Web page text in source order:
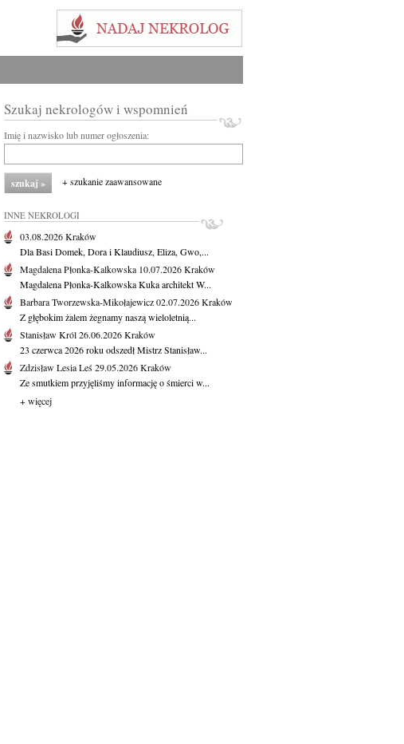
Szukaj nekrologów i wspomnień
Imię i nazwisko lub numer ogłoszenia:
+ szukanie zaawansowane
INNE NEKROLOGI
03.08.2026Kraków
Dla Basi Domek, Dora i Klaudiusz, Eliza, Gwo,...
Magdalena Płonka-Kalkowska 10.07.2026Kraków
Magdalena Płonka-Kalkowska Kuka architekt W...
Barbara Tworzewska-Mikołajewicz02.07.2026Kraków
Z głębokim żalem żegnamy naszą wieloletnią...
Stanisław Król26.06.2026Kraków
23 czerwca 2026 roku odszedł Mistrz Stanisław...
Zdzisław Lesia Leś29.05.2026Kraków
Ze smutkiem przyjęliśmy informację o śmierci w...
+ więcej